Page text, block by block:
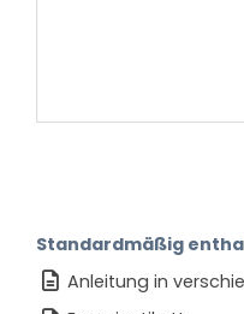
Standardmäßig
Anleitung in